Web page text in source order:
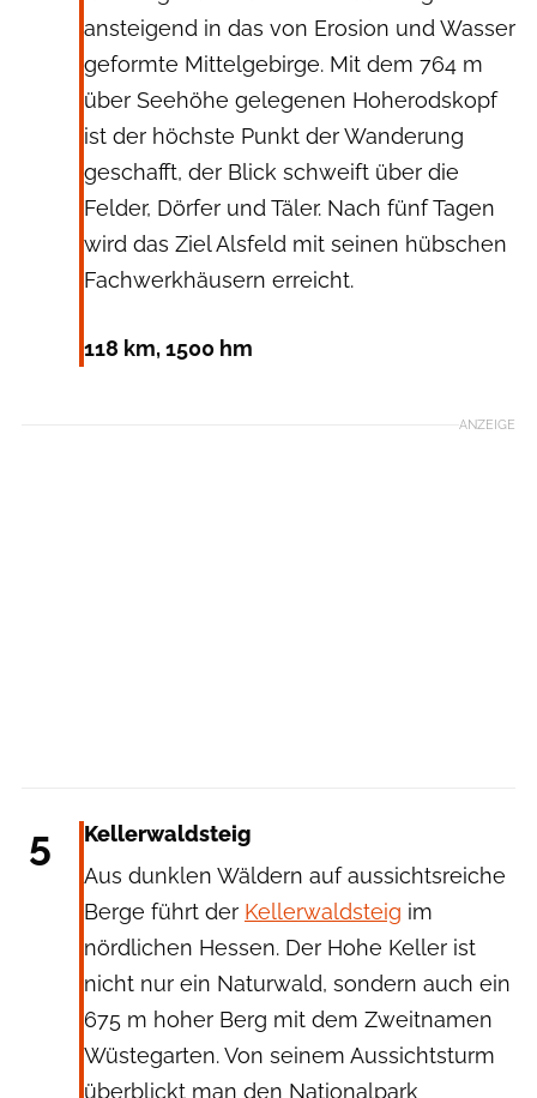
ansteigend in das von Erosion und Wasser
geformte Mittelgebirge. Mit dem 764 m
über Seehöhe gelegenen Hoherodskopf
ist der höchste Punkt der Wanderung
geschafft, der Blick schweift über die
Felder, Dörfer und Täler. Nach fünf Tagen
wird das Ziel Alsfeld mit seinen hübschen
Fachwerkhäusern erreicht.
118 km, 1500 hm
ANZEIGE
5
Kellerwaldsteig
Aus dunklen Wäldern auf aussichtsreiche
Berge führt der Kellerwaldsteig im
nördlichen Hessen. Der Hohe Keller ist
nicht nur ein Naturwald, sondern auch ein
675 m hoher Berg mit dem Zweitnamen
Wüstegarten. Von seinem Aussichtsturm
überblickt man den Nationalpark